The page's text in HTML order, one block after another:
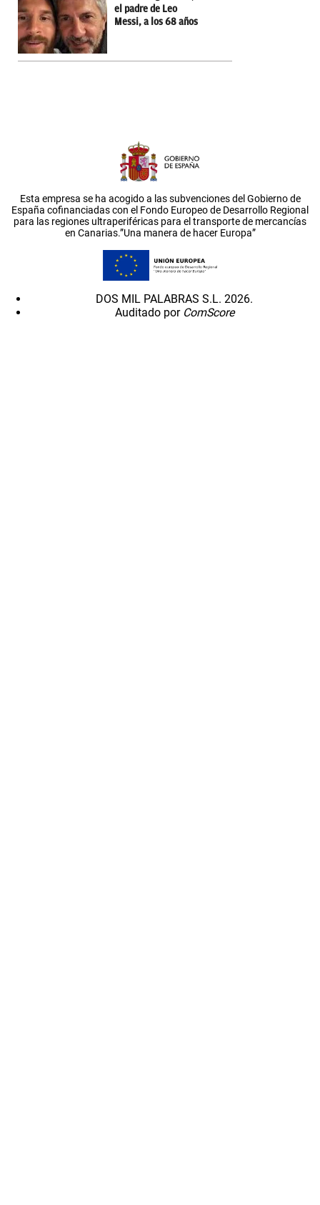
el padre de Leo
Messi, a los 68 años
Esta empresa se ha acogido a las subvenciones del Gobierno de
España cofinanciadas con el Fondo Europeo de Desarrollo Regional
para las regiones ultraperiféricas para el transporte de mercancías
en Canarias.”Una manera de hacer Europa”
DOS MIL PALABRAS S.L. 2026.
Auditado por ComScore